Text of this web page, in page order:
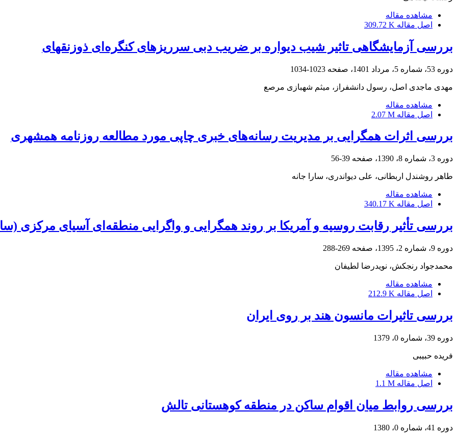
مشاهده مقاله
اصل مقاله 309.72 K
بررسی آزمایشگاهی تاثیر شیب دیواره بر ضریب دبی سرریزهای کنگره‌ای ذوزنقهای
دوره 53، شماره 5، مرداد 1401، صفحه 1023-1034
مهدی ماجدی اصل، رسول دانشفراز، میثم شهبازی مرصع
مشاهده مقاله
اصل مقاله 2.07 M
بررسی اثرات همگرایی بر مدیریت رسانه‌های خبری چاپی ‌مورد مطالعه روزنامه همشهری
دوره 3، شماره 8، 1390، صفحه 39-56
طاهر روشندل اربطانی، علی دیواندری، سارا جانه
مشاهده مقاله
اصل مقاله 340.17 K
بررسی تأثیر رقابت روسیه و آمریکا بر روند همگرایی و واگرایی منطقه‌ای آسیای مرکزی (سال‌های 2001
دوره 9، شماره 2، 1395، صفحه 269-288
محمدجواد رنجکش، نویدرضا لطیفان
مشاهده مقاله
اصل مقاله 212.9 K
بررسی تاثیرات مانسون هند بر روی ایران
دوره 39، شماره 0، 1379
فریده حبیبی
مشاهده مقاله
اصل مقاله 1.1 M
بررسی روابط میان اقوام ساکن در منطقه کوهستانی تالش
دوره 41، شماره 0، 1380